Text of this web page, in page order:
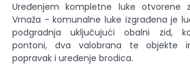
Uređenjem kompletne luke otvorene
Vrnaža - komunalne luke izgrađena je
podgradnja uključujući obalni zid,
pontoni, dva valobrana te objekte
popravak i uređenje brodica.